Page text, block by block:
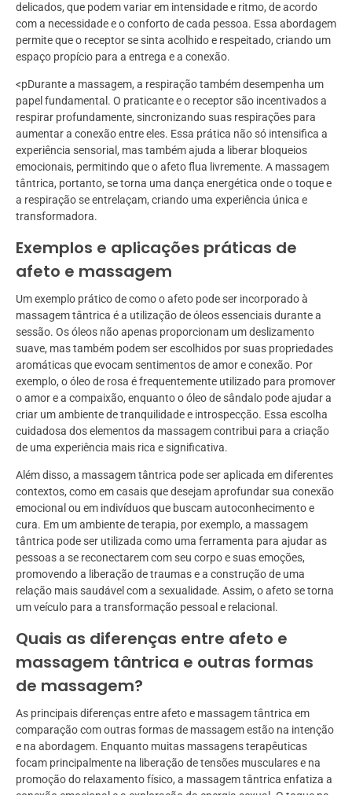
delicados, que podem variar em intensidade e ritmo, de acordo
com a necessidade e o conforto de cada pessoa. Essa abordagem
permite que o receptor se sinta acolhido e respeitado, criando um
espaço propício para a entrega e a conexão.
<pDurante a massagem, a respiração também desempenha um
papel fundamental. O praticante e o receptor são incentivados a
respirar profundamente, sincronizando suas respirações para
aumentar a conexão entre eles. Essa prática não só intensifica a
experiência sensorial, mas também ajuda a liberar bloqueios
emocionais, permitindo que o afeto flua livremente. A massagem
tântrica, portanto, se torna uma dança energética onde o toque e
a respiração se entrelaçam, criando uma experiência única e
transformadora.
Exemplos e aplicações práticas de
afeto e massagem
Um exemplo prático de como o afeto pode ser incorporado à
massagem tântrica é a utilização de óleos essenciais durante a
sessão. Os óleos não apenas proporcionam um deslizamento
suave, mas também podem ser escolhidos por suas propriedades
aromáticas que evocam sentimentos de amor e conexão. Por
exemplo, o óleo de rosa é frequentemente utilizado para promover
o amor e a compaixão, enquanto o óleo de sândalo pode ajudar a
criar um ambiente de tranquilidade e introspecção. Essa escolha
cuidadosa dos elementos da massagem contribui para a criação
de uma experiência mais rica e significativa.
Além disso, a massagem tântrica pode ser aplicada em diferentes
contextos, como em casais que desejam aprofundar sua conexão
emocional ou em indivíduos que buscam autoconhecimento e
cura. Em um ambiente de terapia, por exemplo, a massagem
tântrica pode ser utilizada como uma ferramenta para ajudar as
pessoas a se reconectarem com seu corpo e suas emoções,
promovendo a liberação de traumas e a construção de uma
relação mais saudável com a sexualidade. Assim, o afeto se torna
um veículo para a transformação pessoal e relacional.
Quais as diferenças entre afeto e
massagem tântrica e outras formas
de massagem?
As principais diferenças entre afeto e massagem tântrica em
comparação com outras formas de massagem estão na intenção
e na abordagem. Enquanto muitas massagens terapêuticas
focam principalmente na liberação de tensões musculares e na
promoção do relaxamento físico, a massagem tântrica enfatiza a